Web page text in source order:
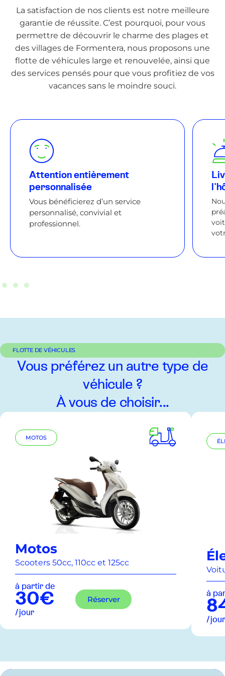
La satisfaction de nos clients est notre meilleure
garantie de réussite. C’est pourquoi, pour vous
permettre de découvrir le charme des plages et
des villages de Formentera, nous proposons une
flotte de véhicules large et renouvelée, ainsi que
des services pensés pour que vous profitiez de vos
vacances sans le moindre souci.
Attention entièrement
personnalisée
Vous bénéficierez d’un service
personnalisé, convivial et
professionnel.
FLOTTE DE VÉHICULES
Vous préférez un autre type de
véhicule ?
À vous de choisir...
MOTOS
Motos
Scooters 50cc, 110cc et 125cc
à partir de
30€
/jour
Réserver
à
/jour